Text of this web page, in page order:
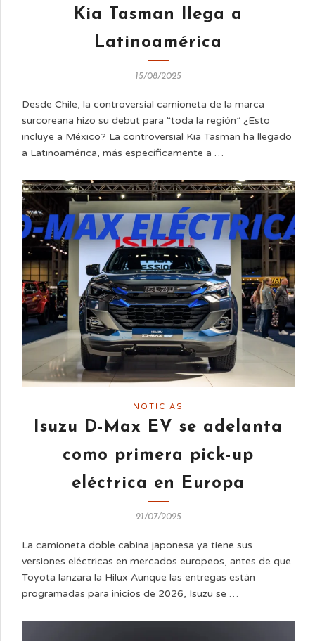
Kia Tasman llega a
Latinoamérica
15/08/2025
Desde Chile, la controversial camioneta de la marca
surcoreana hizo su debut para “toda la región” ¿Esto
incluye a México? La controversial Kia Tasman ha llegado
a Latinoamérica, más específicamente a …
NOTICIAS
Isuzu D-Max EV se adelanta
como primera pick-up
eléctrica en Europa
21/07/2025
La camioneta doble cabina japonesa ya tiene sus
versiones eléctricas en mercados europeos, antes de que
Toyota lanzara la Hilux Aunque las entregas están
programadas para inicios de 2026, Isuzu se …